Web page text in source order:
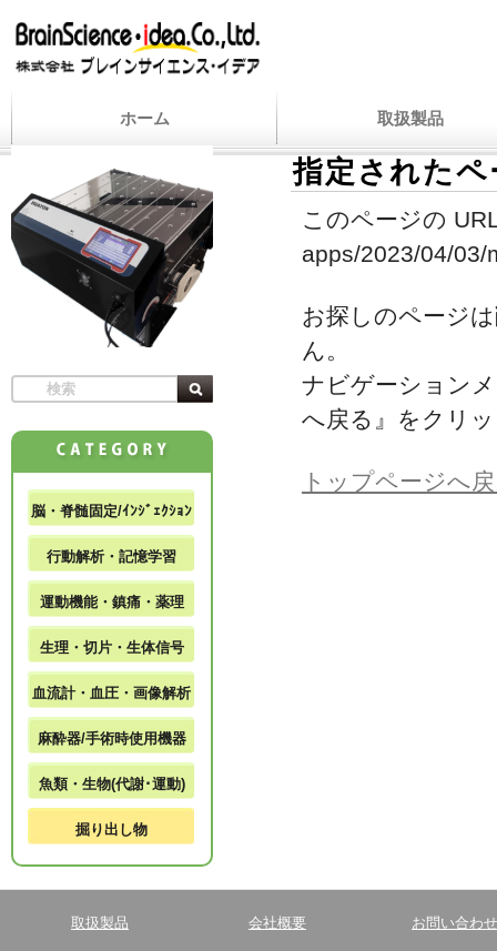
ホーム 取扱製品
指定された
このページの
apps/2023/04/
お探しのページ
ん。
ナビゲーション
へ戻る』をクリ
トップページへ
脳・脊髄固定/ｲﾝｼﾞｪｸｼｮﾝ
行動解析・記憶学習
運動機能・鎮痛・薬理
生理・切片・生体信号
血流計・血圧・画像解析
麻酔器/手術時使用機器
魚類・生物(代謝･運動)
掘り出し物
取扱製品 会社概要 お問い合わせ